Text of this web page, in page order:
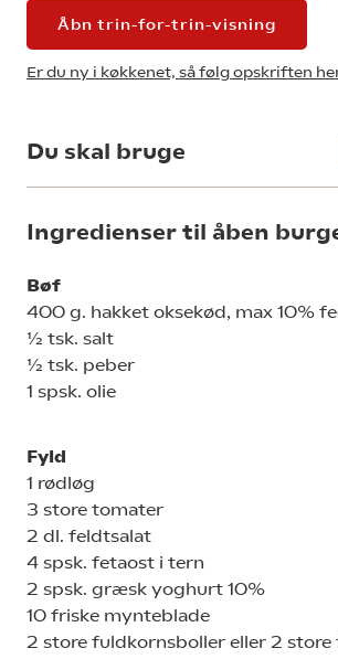
Åbn trin-for-trin-visning
Er du ny i køkkenet, så følg opskriften
Du skal bruge
Ingredienser til åben
Bøf
400 g. hakket oksekød, max 10%
½ tsk. salt
½ tsk. peber
1 spsk. olie
Fyld
1 rødløg
3 store tomater
2 dl. feldtsalat
4 spsk. fetaost i tern
2 spsk. græsk yoghurt 10%
10 friske mynteblade
2 store fuldkornsboller eller 2 store